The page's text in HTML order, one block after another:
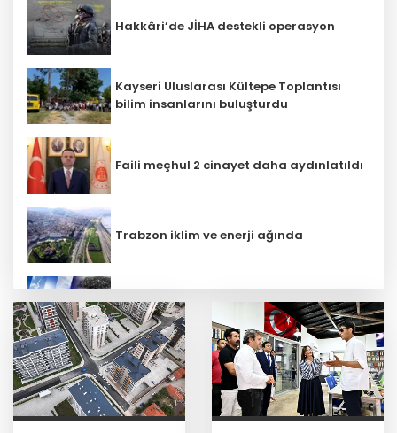
Hakkâri’de JİHA destekli operasyon
Kayseri Uluslarası Kültepe Toplantısı
bilim insanlarını buluşturdu
Faili meçhul 2 cinayet daha aydınlatıldı
Trabzon iklim ve enerji ağında
rüzgar alarmı!
CHP İstanbul’da yeni katılımlar... Gürsel
Tekin: Birlikte başaracağız